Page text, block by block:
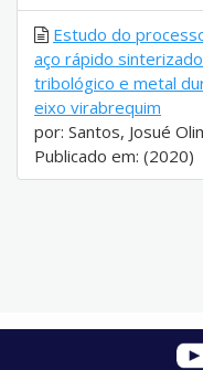
Estudo do
aço rápido
tribológico e metal
eixo virabrequim
por: Santos, Josué
Publicado em: (2020)